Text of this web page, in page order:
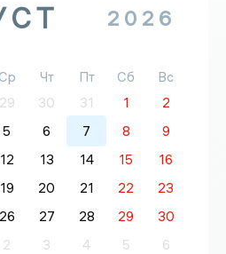
2026
Ср Чт Пт Сб
Вс
29 30 31 1
2
5 6 7 8
9
12 13 14 15
16
19 20 21 22
23
26 27 28 29
30
2 3 4 5 6